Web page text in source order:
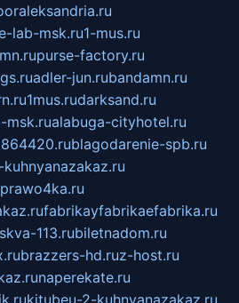
lab-msk.ru1-mus.ru
purse-factory.ru
adler-jun.rubandamn.ru
1mus.rudarksand.ru
msk.rualabuga-cityhotel.ru
blagodarenie-spb.ru
fabrikayfabrikaefabrika.ru
113.rubiletnadom.ru
brazzers-hd.ruz-host.ru
naperekate.ru
kitubeu-2-kuhnyanazakaz.ru